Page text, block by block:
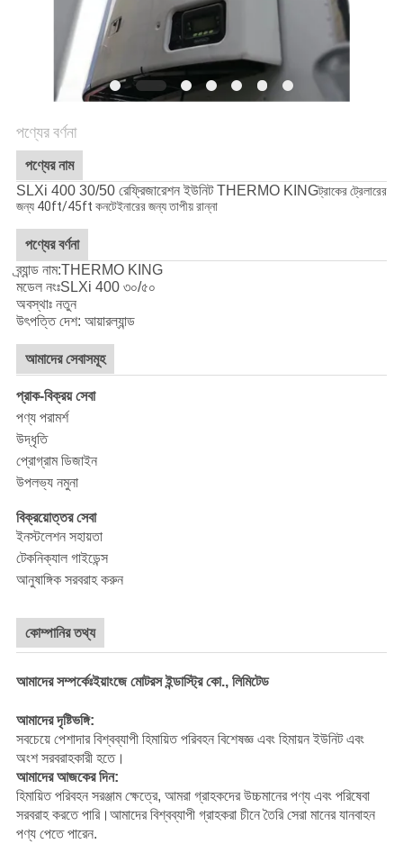
গোপনীয়তা
পণ্যের বর্ণনা
পণ্যের নাম
SLXi 400 30/50 রেফ্রিজারেশন ইউনিট THERMO KINGট্রাকের ট্রেলারের
জন্য 40ft/45ft কনটেইনারের জন্য তাপীয় রান্না
পণ্যের বর্ণনা
ব্র্যান্ড নাম:THERMO KING
মডেল নংঃSLXi 400 ৩০/৫০
অবস্থাঃ নতুন
উৎপত্তি দেশ: আয়ারল্যান্ড
আমাদের সেবাসমূহ
প্রাক-বিক্রয় সেবা
পণ্য পরামর্শ
উদ্ধৃতি
প্রোগ্রাম ডিজাইন
উপলভ্য নমুনা
বিক্রয়োত্তর সেবা
ইনস্টলেশন সহায়তা
টেকনিক্যাল গাইডেন্স
আনুষাঙ্গিক সরবরাহ করুন
কোম্পানির তথ্য
আমাদের সম্পর্কেঃইয়াংজে মোটরস ইন্ডাস্ট্রি কো., লিমিটেড
আমাদের দৃষ্টিভঙ্গি:
সবচেয়ে পেশাদার বিশ্বব্যাপী হিমায়িত পরিবহন বিশেষজ্ঞ এবং হিমায়ন ইউনিট এবং
অংশ সরবরাহকারী হতে।
আমাদের আজকের দিন:
হিমায়িত পরিবহন সরঞ্জাম ক্ষেত্রে, আমরা গ্রাহকদের উচ্চমানের পণ্য এবং পরিষেবা
সরবরাহ করতে পারি।আমাদের বিশ্বব্যাপী গ্রাহকরা চীনে তৈরি সেরা মানের যানবাহন
পণ্য পেতে পারেন.